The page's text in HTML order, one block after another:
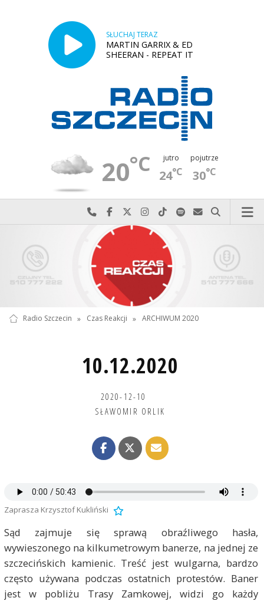
SŁUCHAJ TERAZ
MARTIN GARRIX & ED
SHEERAN - REPEAT IT
20°C jutro
24°C
pojutrze
30°C
Najlepiej po prostu do nas zadzwoń
Odwiedź nas na Facebook-u
Odwiedź nas na X
Odwiedź nas na Instagram-ie
Odwiedź nas na TikTok-u
Szukaj nas na Spotify
Wyślij do nas
Szukaj
Radio Szczecin » Czas Reakcji » ARCHIWUM 2020
10.12.2020
2020-12-10
SŁAWOMIR ORLIK
Zaprasza Krzysztof Kukliński
Sąd zajmuje się sprawą obraźliwego hasła,
wywieszonego na kilkumetrowym banerze, na jednej ze
szczecińskich kamienic. Treść jest wulgarna, bardzo
często używana podczas ostatnich protestów. Baner
jest w pobliżu Trasy Zamkowej, widzi go każdy